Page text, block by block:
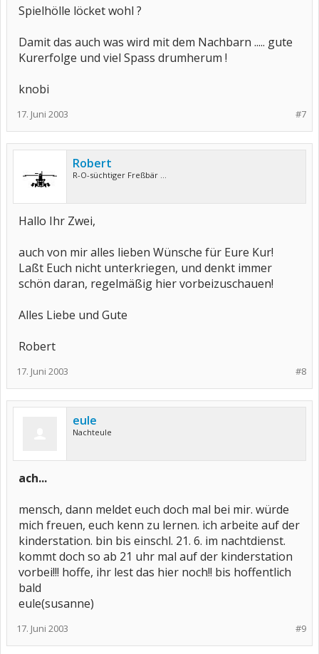
Spielhölle löcket wohl ?
Damit das auch was wird mit dem Nachbarn ..... gute
Kurerfolge und viel Spass drumherum !
knobi
#7
17. Juni 2003
Robert
R-O-süchtiger Freßbär ...
Hallo Ihr Zwei,
auch von mir alles lieben Wünsche für Eure Kur!
Laßt Euch nicht unterkriegen, und denkt immer
schön daran, regelmäßig hier vorbeizuschauen!
Alles Liebe und Gute
Robert
#8
17. Juni 2003
eule
Nachteule
ach...
mensch, dann meldet euch doch mal bei mir. würde
mich freuen, euch kenn zu lernen. ich arbeite auf der
kinderstation. bin bis einschl. 21. 6. im nachtdienst.
kommt doch so ab 21 uhr mal auf der kinderstation
vorbei!!! hoffe, ihr lest das hier noch!! bis hoffentlich
bald
eule(susanne)
#9
17. Juni 2003